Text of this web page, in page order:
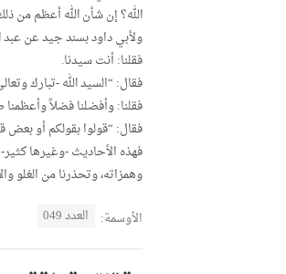
الله؟ إن شأن الله أعظم من
ولأبي داود بسند جيد عن
فقلنا: أنت سيدنا.
فقال: “السيد الله -تبارك
فقلنا: وأفضلنا فضلاً وأعظمنا
فقال: “قولوا بقولكم أو بعض
فهذه الأحاديث -وغيرها
وهمزاته، وتحذرنا من الغلو
الأوسمة: العدد 049